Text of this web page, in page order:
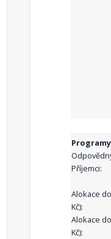
Příjemci:
Alokace
Kč):
Alokace
Kč):